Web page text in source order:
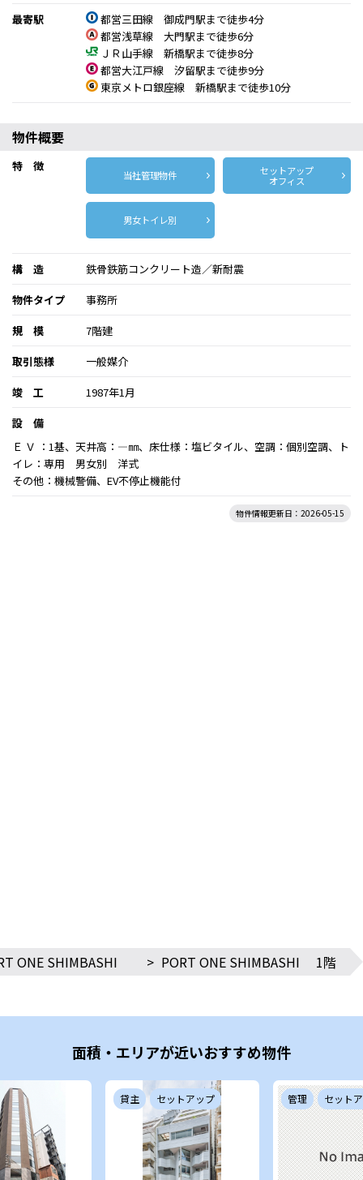
最寄駅
都営三田線 御成門駅まで徒歩4分
都営浅草線 大門駅まで徒歩6分
ＪＲ山手線 新橋駅まで徒歩8分
都営大江戸線 汐留駅まで徒歩9分
東京メトロ銀座線 新橋駅まで徒歩10分
物件概要
特 徴
当社管理物件
セットアップ
オフィス
男女トイレ別
構 造
鉄骨鉄筋コンクリート造／新耐震
物件タイプ
事務所
規 模
7階建
取引態様
一般媒介
竣 工
1987年1月
設 備
Ｅ Ｖ ：1基、天井高：―㎜、床仕様：塩ビタイル、空調：個別空調、ト
イレ：専用 男女別 洋式
その他：機械警備、EV不停止機能付
物件情報更新日：2026-05-15
ONE SHIMBASHI > PORT ONE SHIMBASHI 1階
面積・エリアが近いおすすめ物件
貸主 セットアップ 管理 セット